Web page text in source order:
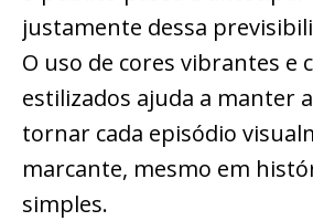
justamente dessa
O uso de cores vibrantes e
estilizados ajuda a manter
tornar cada episódio
marcante, mesmo em
simples.